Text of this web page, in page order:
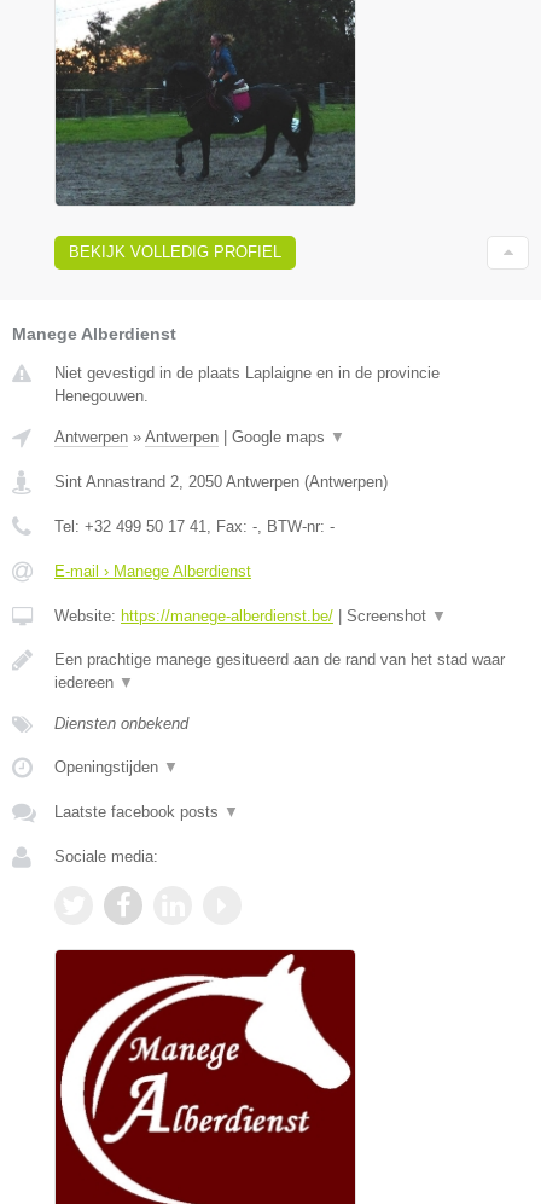
BEKIJK VOLLEDIG PROFIEL
Manege Alberdienst
Niet gevestigd in de plaats Laplaigne en in de provincie
Henegouwen.
Antwerpen » Antwerpen Google maps ▼
Sint Annastrand 2, 2050 Antwerpen (Antwerpen)
Tel: +32 499 50 17 41, Fax: -, BTW-nr: -
E-mail › Manege Alberdienst
Website: https://manege-alberdienst.be/ Screenshot ▼
Een prachtige manege gesitueerd aan de rand van het stad waar
iedereen ▼
Diensten onbekend
Openingstijden ▼
Laatste facebook posts ▼
Sociale media: